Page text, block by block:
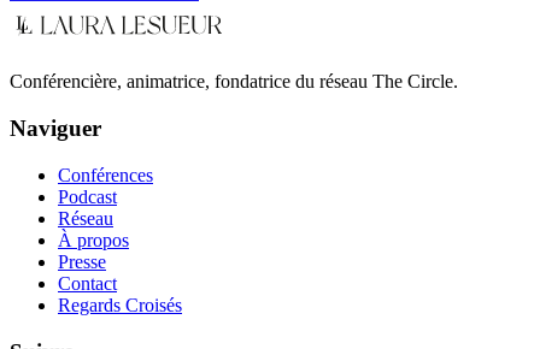
Conférencière, animatrice, fondatrice du réseau The Circle.
Naviguer
Conférences
Podcast
Réseau
À propos
Presse
Contact
Regards Croisés